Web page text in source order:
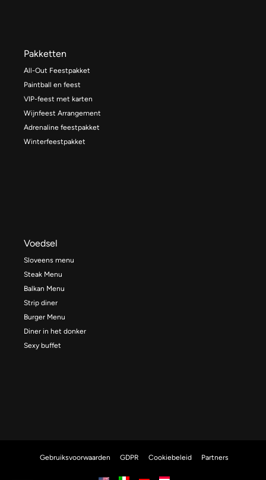
Pakketten
All-Out Feestpakket
Paintball en feest
VIP-feest met karten
Wijnfeest Arrangement
Adrenaline feestpakket
Winterfeestpakket
Voedsel
Sloveens menu
Steak Menu
Balkan Menu
Strip diner
Burger Menu
Diner in het donker
Sexy buffet
Gebruiksvoorwaarden GDPR Cookiebeleid Partners